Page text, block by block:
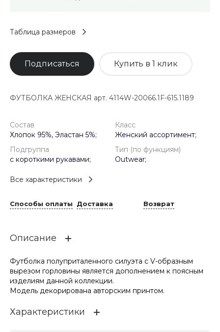
Таблица размеров
Подписаться Купить в 1 клик
ФУТБОЛКА ЖЕНСКАЯ арт. 4114W-20066.1F-615.1189
Состав
Хлопок 95%, Эластан 5%;
Класс
Женский ассортимент;
Подгруппа
с короткими рукавами;
Тип (по функциям)
Outwear;
Все характеристики
Способы оплаты Доставка Возврат
Описание
Футболка полуприталенного силуэта с V-образным
вырезом горловины является дополнением к поясным
изделиям данной коллекции.
Модель декорирована авторским принтом.
Характеристики